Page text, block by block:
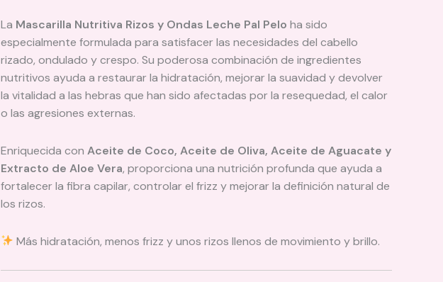
La Mascarilla Nutritiva Rizos y Ondas Leche Pal Pelo ha sido
especialmente formulada para satisfacer las necesidades del cabello
rizado, ondulado y crespo. Su poderosa combinación de ingredientes
nutritivos ayuda a restaurar la hidratación, mejorar la suavidad y devolver
la vitalidad a las hebras que han sido afectadas por la resequedad, el calor
o las agresiones externas.
Enriquecida con Aceite de Coco, Aceite de Oliva, Aceite de Aguacate y
Extracto de Aloe Vera, proporciona una nutrición profunda que ayuda a
fortalecer la fibra capilar, controlar el frizz y mejorar la definición natural de
los rizos.
Más hidratación, menos frizz y unos rizos llenos de movimiento y brillo.
en
de
elegir
de
producto